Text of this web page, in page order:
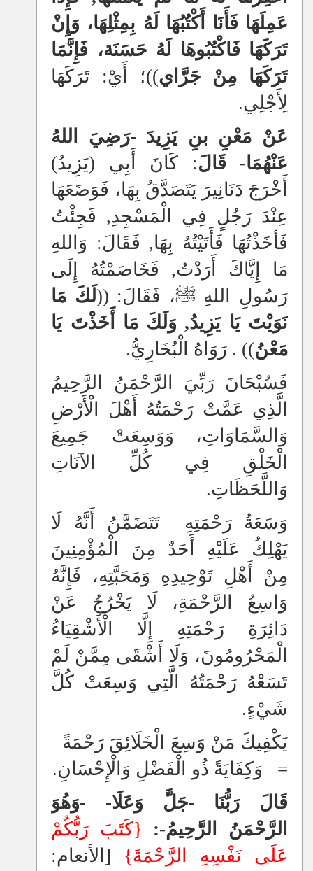
عَمِلَهَا فَأَنَا أَكْتُبُهَا لَهُ بِمِثْلِهَا، وَإِنْ
تَرَكَهَا فَاكْتُبُوهَا لَهُ حَسَنَة، فَإِنَّمَا
تَرَكَهَا مِنْ جَرَّاي))؛ أَيْ: تَرَكَهَا
لِأَجْلِي.
عَنْ مَعْنِ بنِ يَزِيدَ -رَضِيَ اللهُ
عَنْهُمَا- قَالَ: كَانَ أَبِي (يَزِيدُ)
أَخْرَجَ دَنَانِيرَ يَتَصَدَّقُ بِهَا، فَوَضَعَهَا
عِنْدَ رَجُلٍ فِي الْمَسْجِدِ, فَجِئْتُ
فَأخَذْتُهَا فَأَتَيْتُهُ بِهَا, فَقَالَ: وَاللهِ
مَا إِيَّاكَ أَرَدْتُ, فَخَاصَمْتُهُ إِلَى
رَسُولِ اللهِ ﷺ، فَقَالَ: ((لَكَ مَا
نَوَيْتَ يَا يَزِيدُ, وَلَكَ مَا أَخَذْتَ يَا
مَعْنُ)) . رَوَاهُ الْبُخَارِيُّ.
فَسُبْحَانَ رَبِّيَ الرَّحْمَنُ الرَّحِيمُ
الَّذِي عَمَّتْ رَحْمَتُهُ أَهْلَ الْأَرْضِ
وَالسَّمَاوَاتِ، وَوَسِعَتْ جَمِيعَ
الْخَلْقِ فِي كُلِّ الآنَاتِ
وَاللَّحَظَاتِ.
وَسَعَةُ رَحْمَتِهِ تَتَضَمَّنُ أَنَّهُ لَا
يَهْلِكُ عَلَيْهِ أَحَدٌ مِنَ الْمُؤْمِنِينَ
مِنْ أَهْلِ تَوْحِيدِهِ وَمَحَبَّتِهِ، فَإِنَّهُ
وَاسِعُ الرَّحْمَةِ، لَا يَخْرُجُ عَنْ
دَائِرَةِ رَحْمَتِهِ إِلَّا الْأَشْقِيَاءُ
الْمَحْرُومُونَ، وَلَا أَشْقَى مِمَّنْ لَمْ
تَسَعْهُ رَحْمَتُهُ الَّتِي وَسِعَتْ كُلَّ
شَيْءٍ.
يَكْفِيكَ مَنْ وَسِعَ الْخَلَائِقَ رَحْمَةً
= وَكِفَايَةً ذُو الْفَضْلِ وَالْإِحْسَانِ.
قَالَ رَبُّنَا -جَلَّ وَعَلَا- -وَهُوَ
الرَّحْمَنُ الرَّحِيمُ-:
{كَتَبَ رَبُّكُمْ
عَلَى نَفْسِهِ الرَّحْمَةَ} [الأنعام: